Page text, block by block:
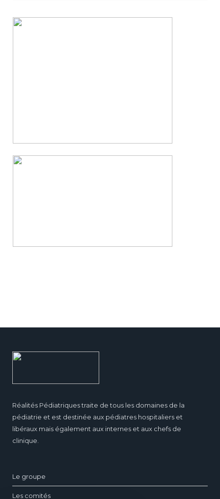
Réalités Pédiatriques traite de tous les domaines de la
pédiatrie et est destinée aux pédiatres hospitaliers et
libéraux mais également aux internes et aux chefs de
clinique.
Le groupe
Les comités